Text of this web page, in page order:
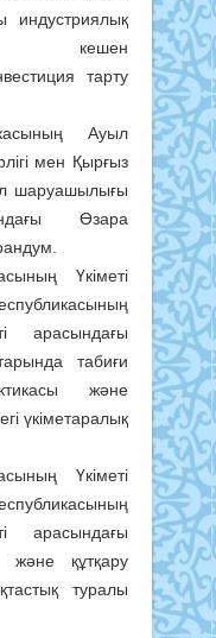
индустриялық
кешен
тарту
Ауыл
мен Қырғыз
шаруашылығы
Өзара
Үкіметі
арасындағы
табиғи
және
үкіметаралық
Үкіметі
арасындағы
және құтқару
туралы